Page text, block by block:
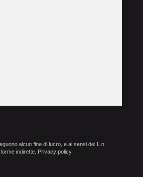
alcun fine di lucro, e ai sensi del L.n.
indirette. Privacy policy.